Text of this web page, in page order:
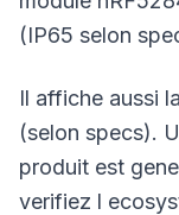
(IP65 selon
Il affiche aussi
(selon specs).
produit est
verifiez l